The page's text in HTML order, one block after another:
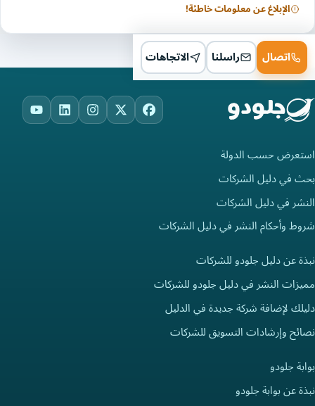
الإبلاغ عن معلومات خاطئة!
اتصال راسلنا الاتجاهات
Facebook
X
Instagram
LinkedIn
استعرض حسب الدولة
بحث في دليل الشركات
النشر في دليل الشركات
شروط وأحكام النشر في دليل الشركات
نبذة عن دليل جلودو للشركات
مميزات النشر في دليل جلودو للشركات
دليلك لإضافة شركة جديدة في الدليل
نصائح وإرشادات التسويق للشركات
بوابة جلودو
نبذة عن بوابة جلودو